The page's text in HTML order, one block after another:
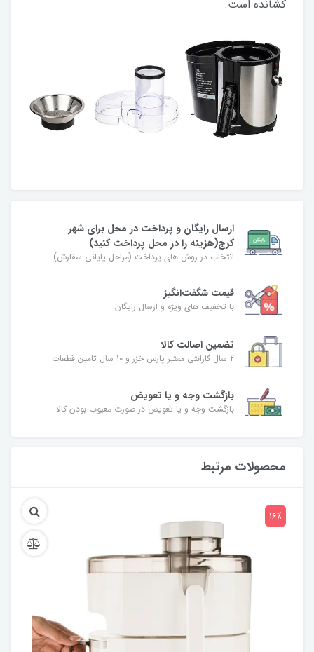
کشانده است.
ارسال رایگان و پرداخت در محل برای شهر
کرج(هزینه را در محل پرداخت کنید)
انتخاب در روش های پرداخت (مراحل پایانی سفارش)
قیمت شگفت‌انگیز
با تخفیف های ویژه و ارسال رایگان
تضمین اصالت کالا
2 سال گارانتی معتبر پارس خزر و 10 سال تامین قطعات
بازگشت وجه و یا تعویض
بازگشت وجه و یا تعویض در صورت معیوب بودن کالا
محصولات مرتبط
16٪